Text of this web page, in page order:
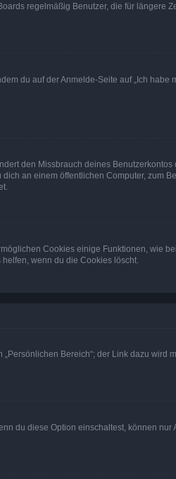
regelmäßig Benutzer, die für längere
du auf der Anmelde-Seite auf „Ich habe
den Missbrauch deines Benutzerkontos
an einem öffentlichen Computer, zum
Cookies einige Funktionen, wie
wenn du die Cookies löscht.
Bereich“; der Link dazu wird
du diese Option einschaltest, können nur